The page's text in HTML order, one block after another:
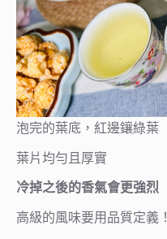
泡完的葉底，紅邊鑲綠葉
葉片均勻且厚實
冷掉之後的香氣會更強烈
高級的風味要用品質定義！